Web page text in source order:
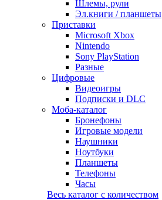
Шлемы, рули
Эл.книги / планшеты
Приставки
Microsoft Xbox
Nintendo
Sony PlayStation
Разные
Цифровые
Видеоигры
Подписки и DLC
Моба-каталог
Бронефоны
Игровые модели
Наушники
Ноутбуки
Планшеты
Телефоны
Часы
Весь каталог с количеством